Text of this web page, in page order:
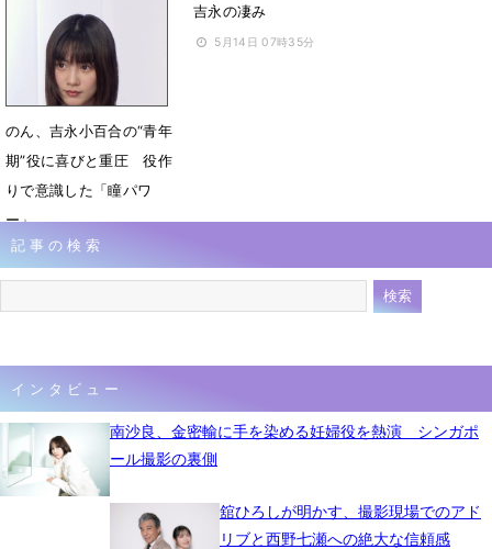
共演「幸せ」
5月14日 10時37分
吉永の凄み
5月14日 07時35分
のん、吉永小百合の“青年
期”役に喜びと重圧 役作
りで意識した「瞳パワ
ー」
5月14日 07時21分
記事の検索
インタビュー
南沙良、金密輸に手を染める妊婦役を熱演 シンガポ
ール撮影の裏側
舘ひろしが明かす、撮影現場でのアド
リブと西野七瀬への絶大な信頼感